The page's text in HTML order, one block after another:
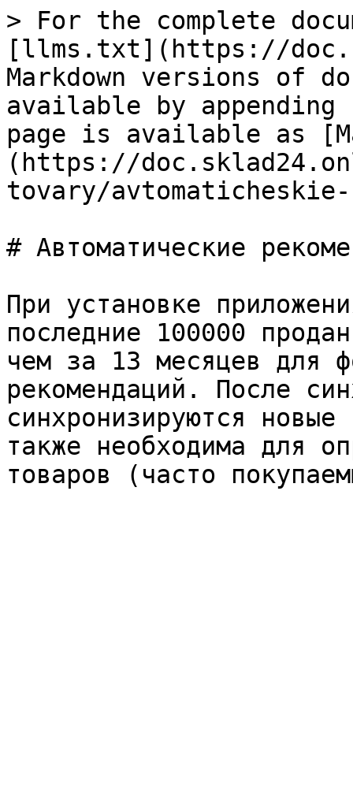
> For the complete
[llms.txt](https://
Markdown versions of
available by
page is available as
(https://
tovary/
# Автоматические
При установке
последние 100000
чем за 13 месяцев для
рекомендаций. После
синхронизируются
также необходима для